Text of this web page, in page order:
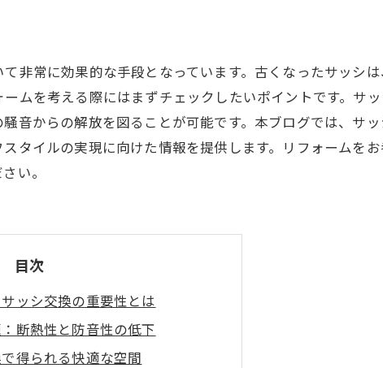
非常に効果的な手段となっています。古くなったサッシ
ムを考える際にはまずチェックしたいポイントです。サ
音からの解放を図ることが可能です。本ブログでは、サ
タイルの実現に向けた情報を提供します。リフォームを
い。
目次
ッシ交換の重要性とは
断熱性と防音性の低下
得られる快適な空間